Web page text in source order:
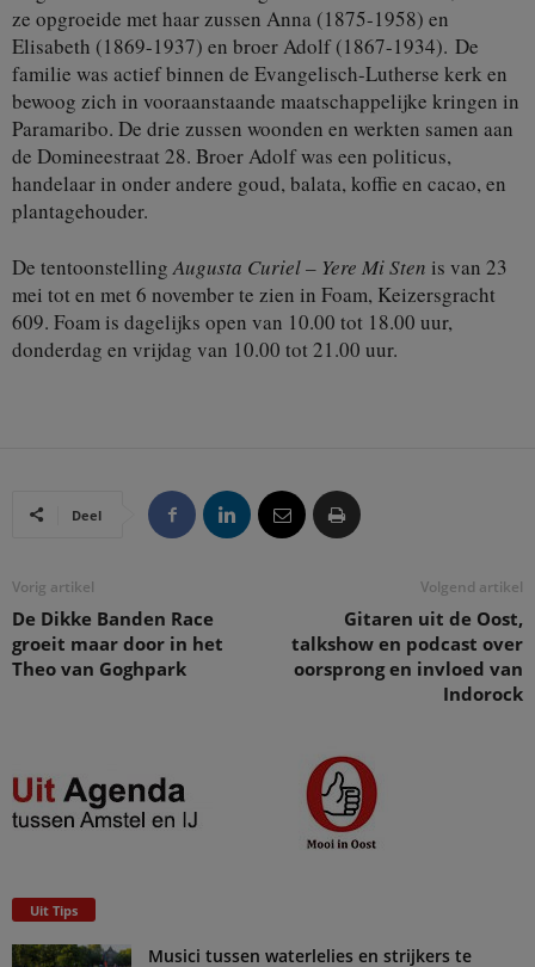
ze opgroeide met haar zussen Anna (1875-1958) en
Elisabeth (1869-1937) en broer Adolf (1867-1934). De
familie was actief binnen de Evangelisch-Lutherse kerk en
bewoog zich in vooraanstaande maatschappelijke kringen in
Paramaribo. De drie zussen woonden en werkten samen aan
de Domineestraat 28. Broer Adolf was een politicus,
handelaar in onder andere goud, balata, koffie en cacao, en
plantagehouder.
De tentoonstellingAugusta Curiel – Yere Mi Sten is van 23
mei tot en met 6 november te zien in Foam, Keizersgracht
609. Foam is dagelijks open van 10.00 tot 18.00 uur,
donderdag en vrijdag van 10.00 tot 21.00 uur.
Deel
Vorig artikel
De Dikke Banden Race
groeit maar door in het
Theo van Goghpark
Volgend artikel
Gitaren uit de Oost,
talkshow en podcast over
oorsprong en invloed van
Indorock
Uit Tips
Musici tussen waterlelies en strijkers te